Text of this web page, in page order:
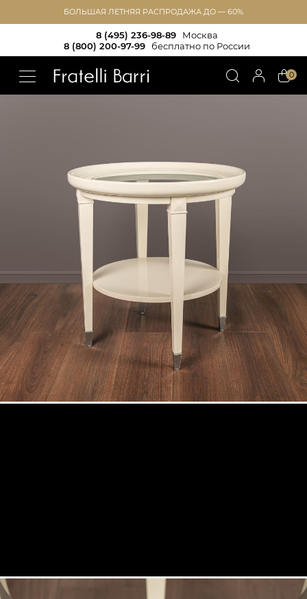
БОЛЬШАЯ ЛЕТНЯЯ РАСПРОДАЖА ДО — 60%
8 (495) 236-98-89
Москва
8 (800) 200-97-99
бесплатно по России
0